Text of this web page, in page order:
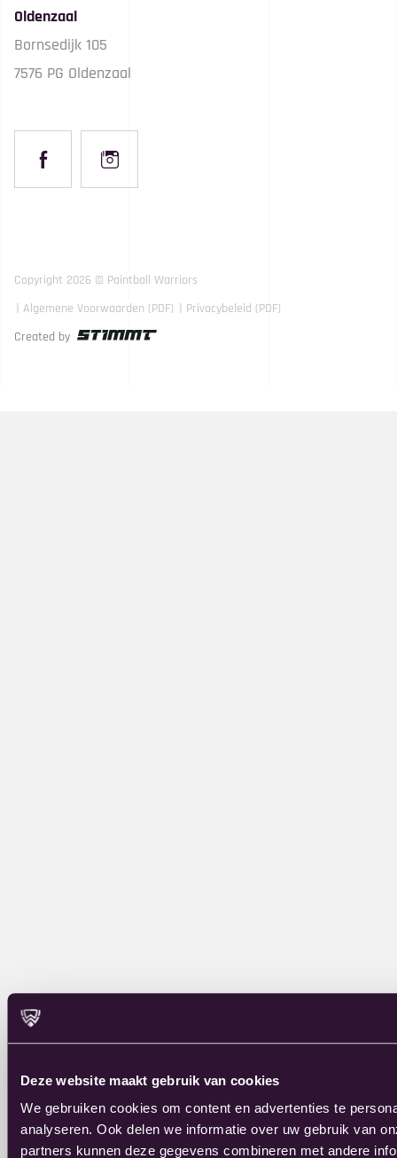
Deze website maakt gebruik van cookies
We gebruiken cookies om content en advertenties te
analyseren. Ook delen we informatie over uw gebruik van
partners kunnen deze gegevens combineren met andere
Oldenzaal
Bornsedijk 105
7576 PG Oldenzaal
Copyright 2026 © Paintball Warriors
Algemene Voorwaarden (PDF)
Privacybeleid (PDF)
Created by